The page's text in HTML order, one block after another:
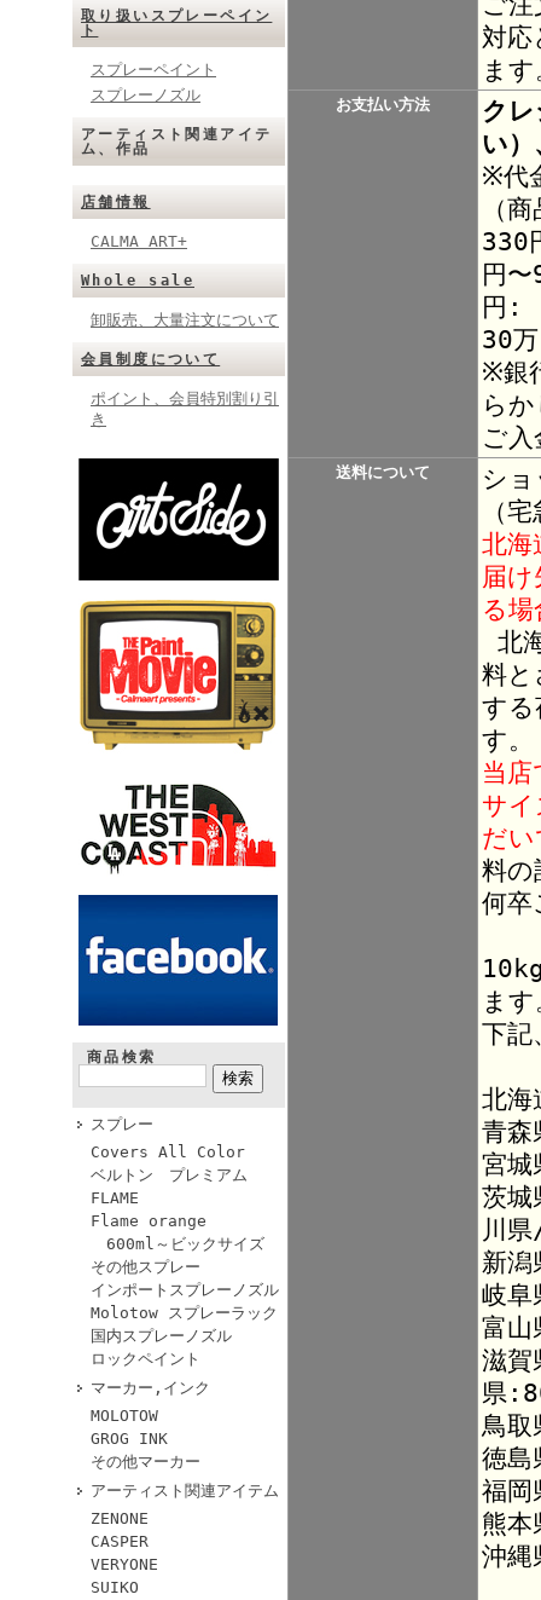
取り扱いスプレーペイン
ト
スプレーペイント
スプレーノズル
アーティスト関連アイテ
ム、作品
店舗情報
CALMA ART+
Whole sale
卸販売、大量注文について
会員制度について
ポイント、会員特別割り引
き
商品検索
スプレー
Covers All Color
ベルトン プレミアム
FLAME
Flame orange
600ml～ビックサイズ
その他スプレー
インポートスプレーノズル
Molotow スプレーラック
国内スプレーノズル
ロックペイント
マーカー,インク
MOLOTOW
GROG INK
その他マーカー
アーティスト関連アイテム
ZENONE
CASPER
VERYONE
SUIKO
対
ま
お支払い方法
ク
い）
※代
（
330
円
円:
30
※銀
ら
ご
送料について
シ
（
北海
届
る
北
料と
する
す。
当
サ
だ
料の
何卒
ま
下記
北海
青
宮
茨
川
新
岐
富
滋
県
鳥
徳
福
熊
沖縄